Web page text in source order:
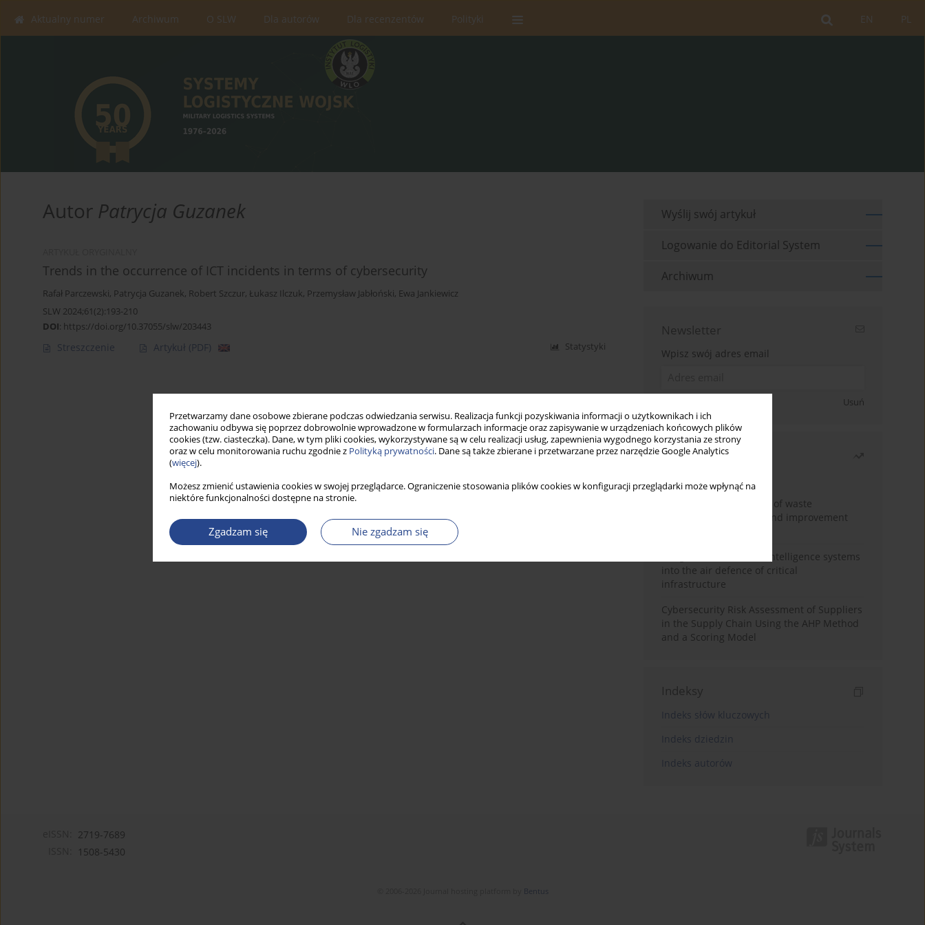
Przetwarzamy dane osobowe zbierane podczas odwiedzania serwisu. Realizacja funkcji pozyskiwania informacji o użytkownikach i ich
zachowaniu odbywa się poprzez dobrowolnie wprowadzone w formularzach informacje oraz zapisywanie w urządzeniach końcowych plików
cookies (tzw. ciasteczka). Dane, w tym pliki cookies, wykorzystywane są w celu realizacji usług, zapewnienia wygodnego korzystania ze strony
oraz w celu monitorowania ruchu zgodnie z Polityką prywatności. Dane są także zbierane i przetwarzane przez narzędzie Google Analytics
(więcej).
Możesz zmienić ustawienia cookies w swojej przeglądarce. Ograniczenie stosowania plików cookies w konfiguracji przeglądarki może wpłynąć na
niektóre funkcjonalności dostępne na stronie.
Zgadzam się Nie zgadzam się
PL
EN
Aktualny numer Archiwum O SLW Dla autorów Dla recenzentów Polityki
Autor Patrycja Guzanek
Trends in the occurrence of ICT incidents in terms of cybersecurity
Rafał Parczewski, Patrycja Guzanek, Robert Szczur, Łukasz Ilczuk, Przemysław Jabłoński, Ewa Jankiewicz
SLW 2024;61(2):193-210
DOI: https://doi.org/10.37055/slw/203443
Streszczenie Artykuł (PDF) Statystyki
Wyślij swój artykuł
Logowanie do Editorial System
Archiwum
Newsletter
Wpisz swój adres email
Usuń
Najczęściej czytane
Analysis and evaluation of waste
management logistics and improvement
Integration of artificial intelligence systems
into the air defence of critical
infrastructure
Cybersecurity Risk Assessment of Suppliers
in the Supply Chain Using the AHP Method
and a Scoring Model
Indeksy
Indeks słów kluczowych
Indeks dziedzin
Indeks autorów
2719-7689
1508-5430
Bentus